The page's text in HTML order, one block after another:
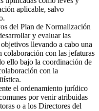
aplicable, salvo
del Plan de Normalización
y evaluar las
llevando a cabo una
colaboración con las jefaturas
ello bajo la coordinación de
con la
el ordenamiento jurídico
por venir atribuidas
o a los Directores del